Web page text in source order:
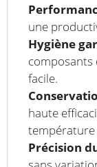
une
Hygiène
facile.
haute
température
Précision